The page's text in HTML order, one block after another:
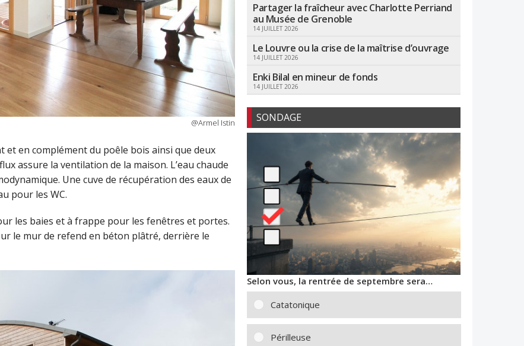
@Armel Istin
en complément du poêle bois ainsi que deux
assure la ventilation de la maison. L’eau chaude
Une cuve de récupération des eaux de
pour les WC.
les baies et à frappe pour les fenêtres et portes.
le mur de refend en béton plâtré, derrière le
Partager la fraîcheur avec Charlotte Perriand
au Musée de Grenoble
14 JUILLET 2026
Le Louvre ou la crise de la maîtrise d’ouvrage
14 JUILLET 2026
Enki Bilal en mineur de fonds
14 JUILLET 2026
SONDAGE
Selon vous, la rentrée de septembre sera…
Catatonique
Périlleuse